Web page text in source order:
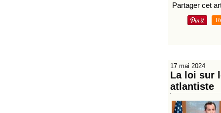
Partager cet
17 mai 2024
La loi sur
atlantiste